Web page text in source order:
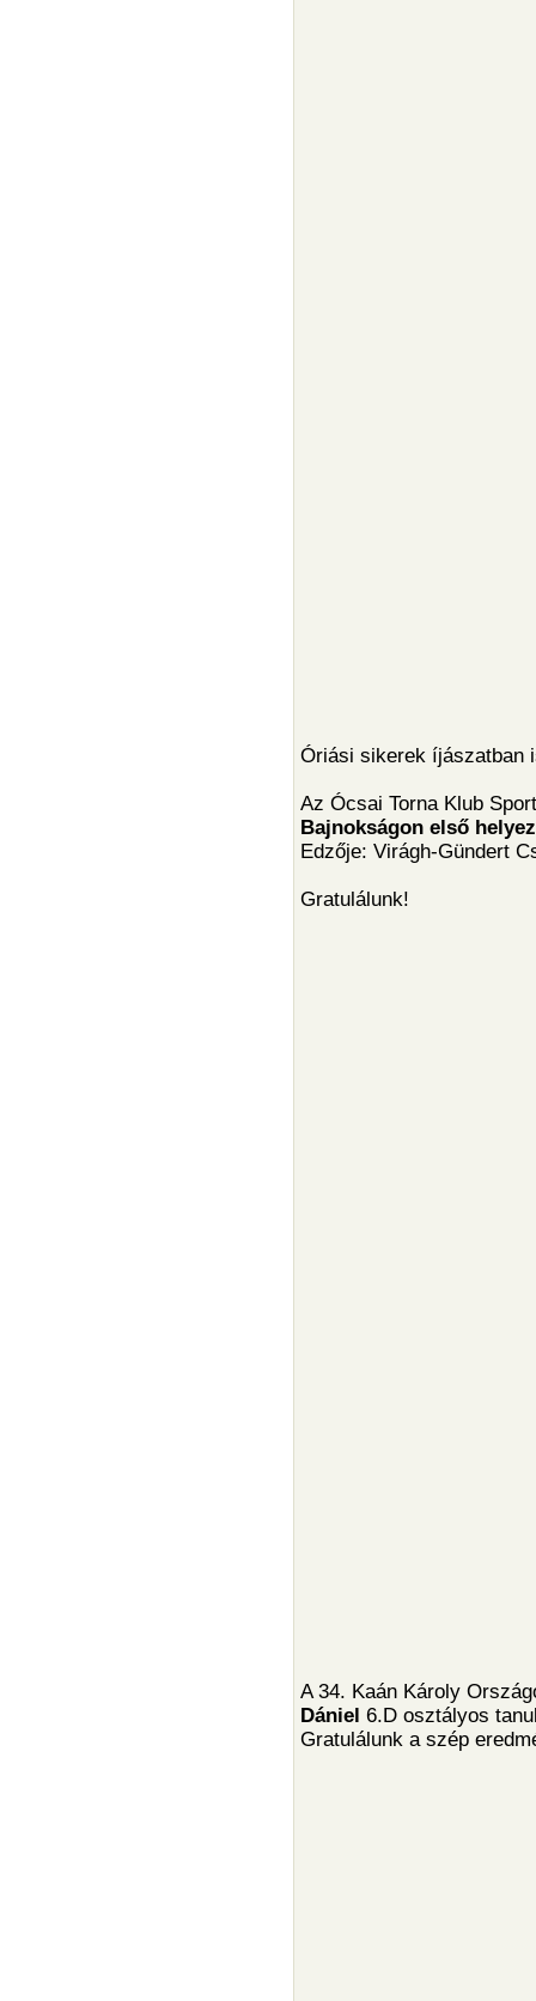
Óriási sikerek íjászatban
Az Ócsai Torna Klub
Bajnokságon első
Edzője: Virágh-Gündert
Gratulálunk!
A 34. Kaán Károly
Dániel 6.D osztályos
Gratulálunk a szép